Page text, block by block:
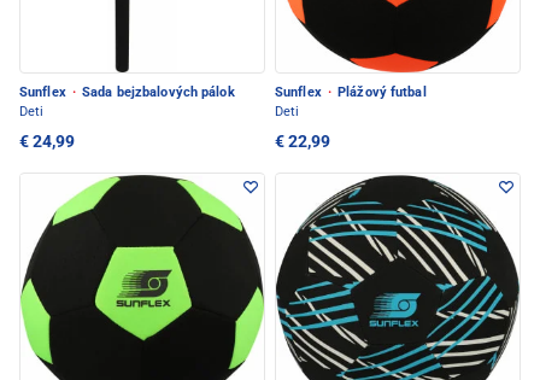
Sunflex · Sada bejzbalových pálok
Deti
€ 24,99
Sunflex · Plážový futbal
Deti
€ 22,99